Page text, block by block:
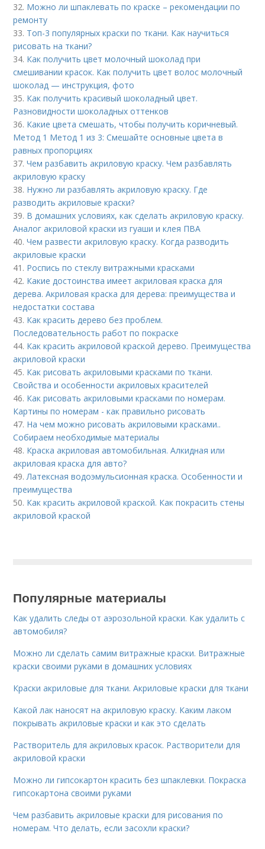
32. Можно ли шпаклевать по краске – рекомендации по
ремонту
33. Топ-3 популярных краски по ткани. Как научиться
рисовать на ткани?
34. Как получить цвет молочный шоколад при
смешивании красок. Как получить цвет волос молочный
шоколад — инструкция, фото
35. Как получить красивый шоколадный цвет.
Разновидности шоколадных оттенков
36. Какие цвета смешать, чтобы получить коричневый.
Метод 1 Метод 1 из 3: Смешайте основные цвета в
равных пропорциях
37.Чем разбавить акриловую краску. Чем разбавлять
акриловую краску
38. Нужно ли разбавлять акриловую краску. Где
разводить акриловые краски?
39. В домашних условиях, как сделать акриловую краску.
Аналог акриловой краски из гуаши и клея ПВА
40.Чем развести акриловую краску. Когда разводить
акриловые краски
41. Роспись по стеклу витражными красками
42. Какие достоинства имеет акриловая краска для
дерева. Акриловая краска для дерева: преимущества и
недостатки состава
43. Как красить дерево без проблем.
Последовательность работ по покраске
44. Как красить акриловой краской дерево. Преимущества
акриловой краски
45. Как рисовать акриловыми красками по ткани.
Свойства и особенности акриловых красителей
46. Как рисовать акриловыми красками по номерам.
Картины по номерам - как правильно рисовать
47. На чем можно рисовать акриловыми красками..
Собираем необходимые материалы
48. Краска акриловая автомобильная. Алкидная или
акриловая краска для авто?
49.Латексная водоэмульсионная краска. Особенности и
преимущества
50. Как красить акриловой краской. Как покрасить стены
акриловой краской
Популярные материалы
Как удалить следы от аэрозольной краски. Как удалить с
автомобиля?
Можно ли сделать самим витражные краски. Витражные
краски своими руками в домашних условиях
Краски акриловые для ткани. Акриловые краски для ткани
Какой лак наносят на акриловую краску. Каким лаком
покрывать акриловые краски и как это сделать
Растворитель для акриловых красок. Растворители для
акриловой краски
Можно ли гипсокартон красить без шпаклевки. Покраска
гипсокартона своими руками
Чем разбавить акриловые краски для рисования по
номерам. Что делать, если засохли краски?